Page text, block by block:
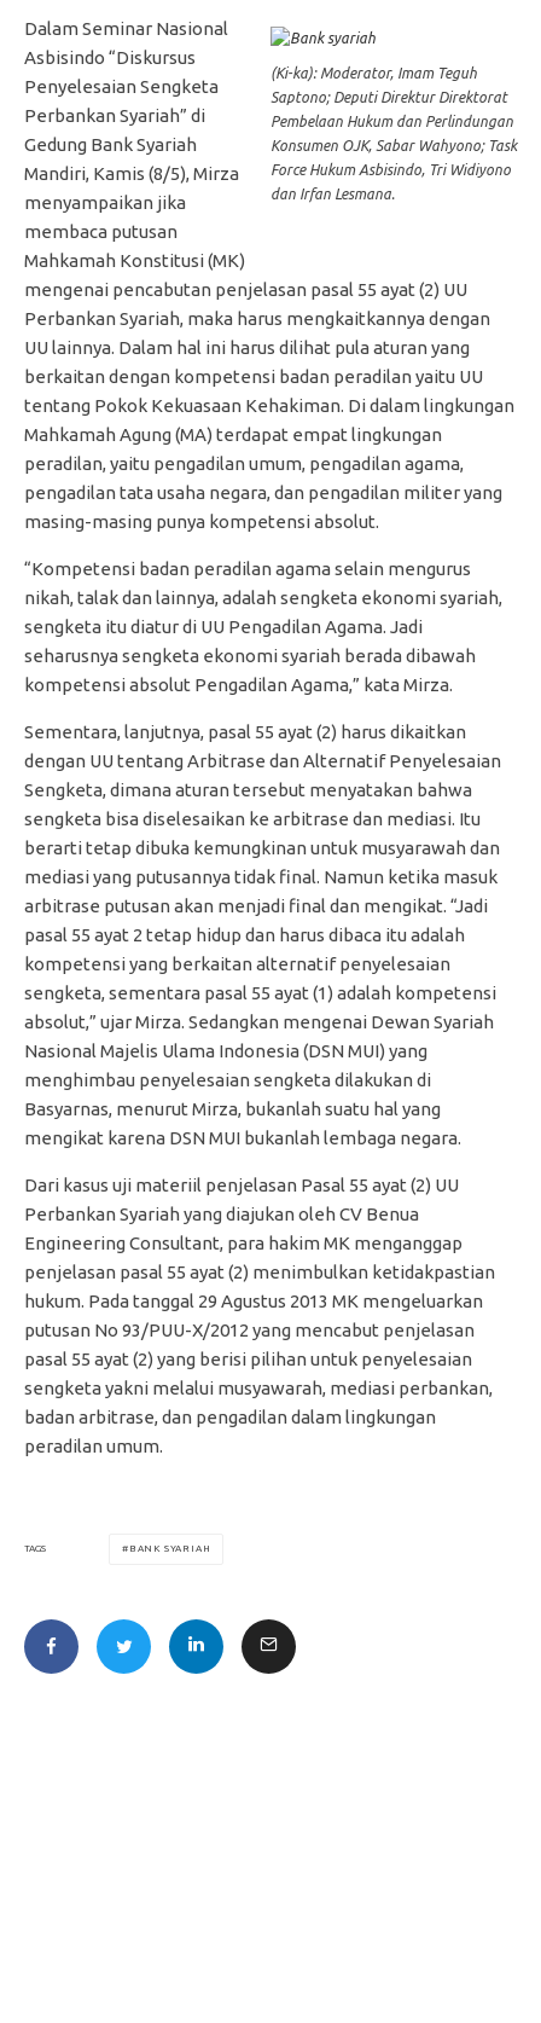
(Ki-ka): Moderator, Imam Teguh
Saptono; Deputi Direktur Direktorat
Pembelaan Hukum dan Perlindungan
Konsumen OJK, Sabar Wahyono; Task
Force Hukum Asbisindo, Tri Widiyono
dan Irfan Lesmana.
Dalam Seminar Nasional
Asbisindo “Diskursus
Penyelesaian Sengketa
Perbankan Syariah” di
Gedung Bank Syariah
Mandiri, Kamis (8/5), Mirza
menyampaikan jika
membaca putusan
Mahkamah Konstitusi (MK)
mengenai pencabutan penjelasan pasal 55 ayat (2) UU
Perbankan Syariah, maka harus mengkaitkannya dengan
UU lainnya. Dalam hal ini harus dilihat pula aturan yang
berkaitan dengan kompetensi badan peradilan yaitu UU
tentang Pokok Kekuasaan Kehakiman. Di dalam lingkungan
Mahkamah Agung (MA) terdapat empat lingkungan
peradilan, yaitu pengadilan umum, pengadilan agama,
pengadilan tata usaha negara, dan pengadilan militer yang
masing-masing punya kompetensi absolut.
“Kompetensi badan peradilan agama selain mengurus
nikah, talak dan lainnya, adalah sengketa ekonomi syariah,
sengketa itu diatur di UU Pengadilan Agama. Jadi
seharusnya sengketa ekonomi syariah berada dibawah
kompetensi absolut Pengadilan Agama,” kata Mirza.
Sementara, lanjutnya, pasal 55 ayat (2) harus dikaitkan
dengan UU tentang Arbitrase dan Alternatif Penyelesaian
Sengketa, dimana aturan tersebut menyatakan bahwa
sengketa bisa diselesaikan ke arbitrase dan mediasi. Itu
berarti tetap dibuka kemungkinan untuk musyarawah dan
mediasi yang putusannya tidak final. Namun ketika masuk
arbitrase putusan akan menjadi final dan mengikat. “Jadi
pasal 55 ayat 2 tetap hidup dan harus dibaca itu adalah
kompetensi yang berkaitan alternatif penyelesaian
sengketa, sementara pasal 55 ayat (1) adalah kompetensi
absolut,” ujar Mirza. Sedangkan mengenai Dewan Syariah
Nasional Majelis Ulama Indonesia (DSN MUI) yang
menghimbau penyelesaian sengketa dilakukan di
Basyarnas, menurut Mirza, bukanlah suatu hal yang
mengikat karena DSN MUI bukanlah lembaga negara.
Dari kasus uji materiil penjelasan Pasal 55 ayat (2) UU
Perbankan Syariah yang diajukan oleh CV Benua
Engineering Consultant, para hakim MK menganggap
penjelasan pasal 55 ayat (2) menimbulkan ketidakpastian
hukum. Pada tanggal 29 Agustus 2013 MK mengeluarkan
putusan No 93/PUU-X/2012 yang mencabut penjelasan
pasal 55 ayat (2) yang berisi pilihan untuk penyelesaian
sengketa yakni melalui musyawarah, mediasi perbankan,
badan arbitrase, dan pengadilan dalam lingkungan
peradilan umum.
TAGS BANK SYARIAH